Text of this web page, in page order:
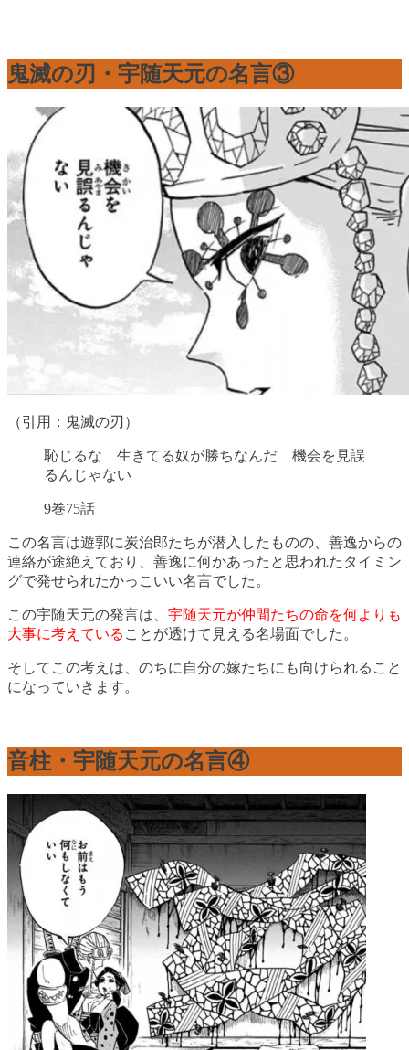
鬼滅の刃・宇随天元の名言③
（引用：鬼滅の刃）
恥じるな 生きてる奴が勝ちなんだ 機会を見誤
るんじゃない
9巻75話
この名言は遊郭に炭治郎たちが潜入したものの、善逸からの
連絡が途絶えており、善逸に何かあったと思われたタイミン
グで発せられたかっこいい名言でした。
この宇随天元の発言は、 宇随天元が仲間たちの命を何よりも
大事に考えている ことが透けて見える名場面でした。
そしてこの考えは、のちに自分の嫁たちにも向けられること
になっていきます。
音柱・宇随天元の名言④